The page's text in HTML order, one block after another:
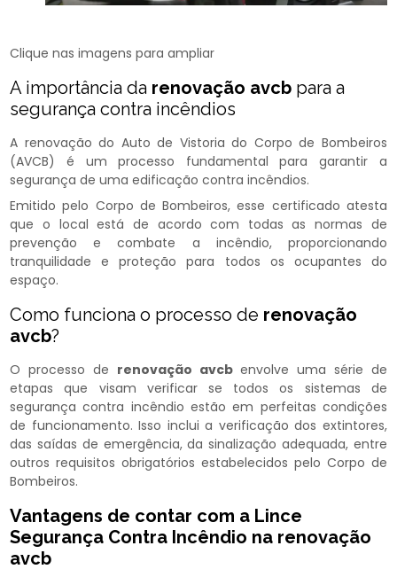
Clique nas imagens para ampliar
A importância da renovação avcb para a
segurança contra incêndios
A renovação do Auto de Vistoria do Corpo de Bombeiros
(AVCB) é um processo fundamental para garantir a
segurança de uma edificação contra incêndios.
Emitido pelo Corpo de Bombeiros, esse certificado atesta
que o local está de acordo com todas as normas de
prevenção e combate a incêndio, proporcionando
tranquilidade e proteção para todos os ocupantes do
espaço.
Como funciona o processo de renovação
avcb?
O processo de renovação avcbenvolve uma série de
etapas que visam verificar se todos os sistemas de
segurança contra incêndio estão em perfeitas condições
de funcionamento. Isso inclui a verificação dos extintores,
das saídas de emergência, da sinalização adequada, entre
outros requisitos obrigatórios estabelecidos pelo Corpo de
Bombeiros.
Vantagens de contar com a Lince
Segurança Contra Incêndio na renovação
avcb